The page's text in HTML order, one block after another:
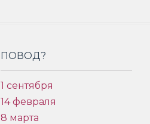
ПОВОД?
1 сентября
14 февраля
8 марта